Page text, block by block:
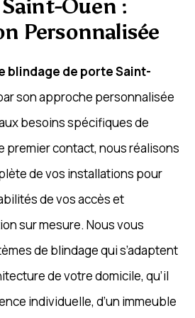
Ouen :
Personnalisée
blindage de porte Saint-
son approche personnalisée
besoins spécifiques de
premier contact, nous réalisons
de vos installations pour
de vos accès et
sur mesure. Nous vous
de blindage qui s’adaptent
de votre domicile, qu’il
individuelle, d’un immeuble